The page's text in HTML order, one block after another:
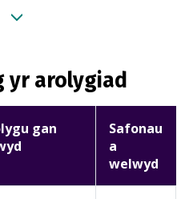
yr arolygiad
gan
Safonau
a
welwyd